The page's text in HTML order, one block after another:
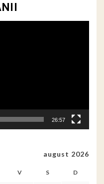
26:57
august 2026
V S D